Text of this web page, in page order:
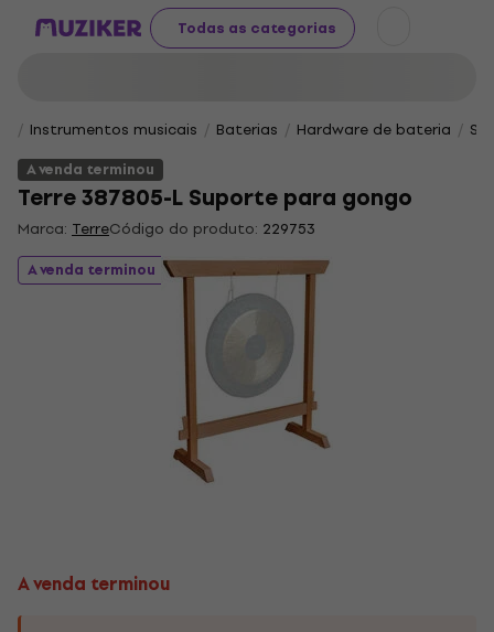
Todas as categorias
Instrumentos musicais Baterias Hardware de bateria
A venda terminou
Terre 387805-L Suporte para gongo
Marca: TerreCódigo do produto: 229753
A venda terminou
A venda terminou